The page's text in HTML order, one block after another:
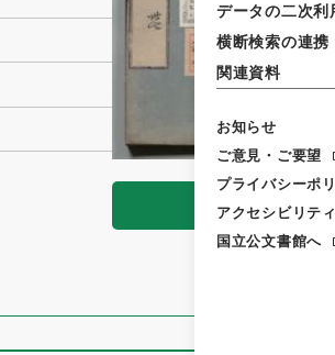
データの二次利
横断検索の連携
関連資料
お知らせ
ご意見・ご要望
プライバシーポ
アクセシビリテ
国立公文書館へ
閲覧